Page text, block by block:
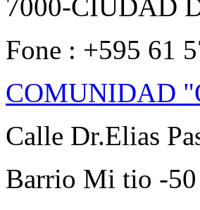
7000-CIUDAD
Fone : +595 61
COMUNIDAD
Calle Dr.Elias
Barrio Mi tio -